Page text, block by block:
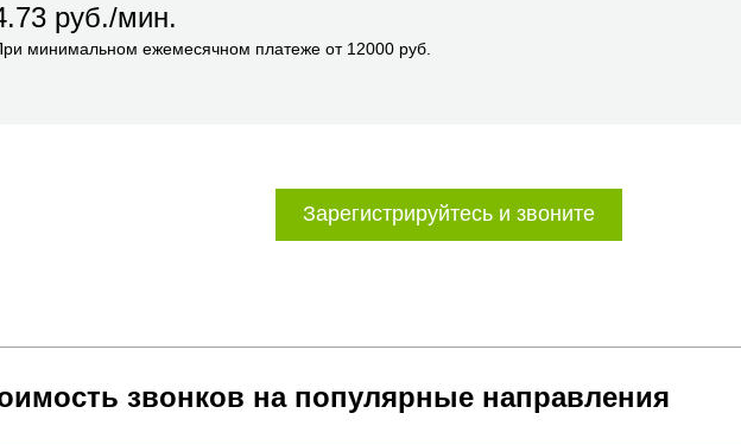
руб./мин.
минимальном ежемесячном платеже от 12000 руб.
Зарегистрируйтесь и звоните
звонков на популярные направления